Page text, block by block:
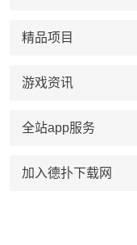
精品项目
游戏资讯
全站app服务
加入德扑下载网